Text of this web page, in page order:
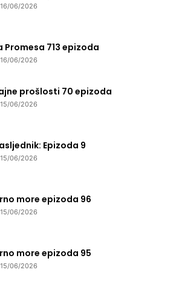
16/06/2026
Promesa 713 epizoda
16/06/2026
prošlosti 70 epizoda
15/06/2026
Epizoda 9
15/06/2026
more epizoda 96
15/06/2026
more epizoda 95
15/06/2026